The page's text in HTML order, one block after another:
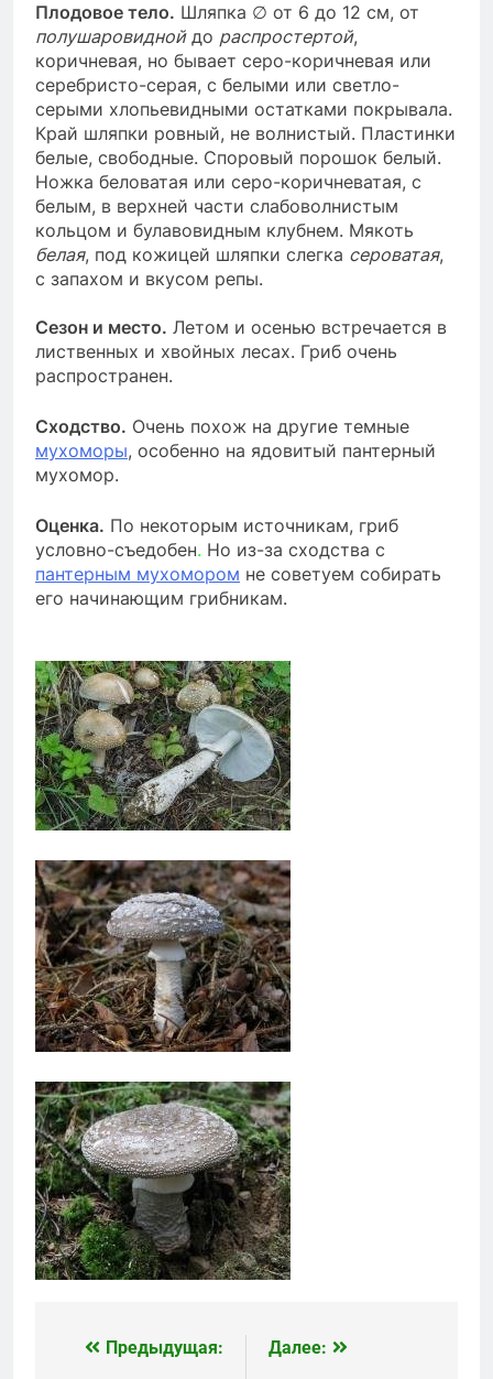
Плодовое тело. Шляпка ∅ от 6 до 12 см, от
полушаровиднойдо распростертой,
коричневая, но бывает серо-коричневая или
серебристо-серая, с белыми или светло-
серыми хлопьевидными остатками покрывала.
Край шляпки ровный, не волнистый. Пластинки
белые, свободные. Споровый порошок белый.
Ножка беловатая или серо-коричневатая, с
белым, в верхней части слабоволнистым
кольцом и булавовидным клубнем. Мякоть
белая, под кожицей шляпки слегка сероватая,
с запахом и вкусом репы.
Сезон и место. Летом и осенью встречается в
лиственных и хвойных лесах. Гриб очень
распространен.
Сходство. Очень похож на другие темные
мухоморы, особенно на ядовитый пантерный
мухомор.
Оценка. По некоторым источникам, гриб
условно-съедобен. Но из-за сходства с
пантерным мухомором не советуем собирать
его начинающим грибникам.
Навигация
Предыдущая:
Далее: